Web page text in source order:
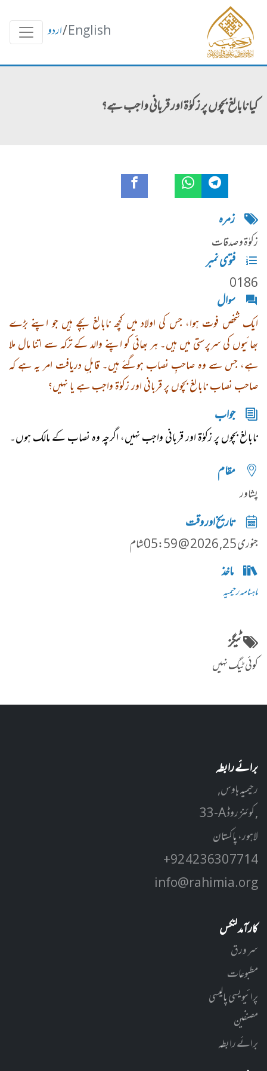
English
/اردو
کیا نابالغ بچوں پر زکوٰۃ اور قربانی واجب ہے؟
زمره
زکوٰۃ و صدقات
فتوی نمبر
0186
سوال
ایک شخص فوت ہوا، جس کی اولاد میں کچھ نابالغ بچے ہیں جو اپنے بڑے
بھائیوں کی سرپرستی میں ہیں۔ ہر بھائی کو اپنے والد کے ترکہ سے اتنا مال ملا
ہے، جس سے وہ صاحبِ نصاب ہوگئے ہیں۔ قابلِ دریافت امر یہ ہے کہ
صاحب نصاب نابالغ بچوں پر قربانی اور زکوٰۃ واجب ہے یا نہیں؟
جواب
نابالغ بچوں پر زکوٰۃ اور قربانی واجب نہیں، اگرچہ وہ نصاب کے مالک ہوں۔
مقام
پشاور
تاریخ اور وقت
جنوری 25, 2026 @ 05:59شام
ماخذ
ماہنامہ رحیمیہ
ٹیگز
کوئی ٹیگ نہیں
برائے رابطہ
رحیمیہ ہاوس,
33-A کوئنز روڈ ,
لاہور، پاکستان
+92 42 3630 7714
info@rahimia.org
کارآمد لنکس
سر ورق
مطبوعات
پرائیویسی پالیسی
مصنفین
برائے رابطہ